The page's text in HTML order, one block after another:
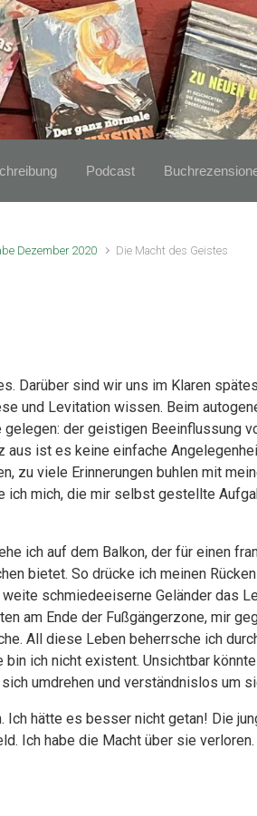
Podcast
Dezember 2020 Die Macht des Geistes
Darüber sind wir uns im Klaren
und Levitation wissen. Beim
der geistigen Beeinflussung
aus ist es keine einfache
zu viele Erinnerungen buhlen mit
ich mich, die mir selbst gestellte
ich auf dem Balkon, der für einen
bietet. So drücke ich meinen
schmiedeeiserne Geländer das
am Ende der Fußgängerzone, mir
All diese Leben beherrsche ich
ich nicht existent. Unsichtbar
umdrehen und verständnislos um
Ich hätte es besser nicht getan! Die
Ich habe die Macht über sie